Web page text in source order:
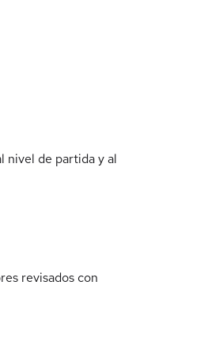
nivel de partida y al
revisados con